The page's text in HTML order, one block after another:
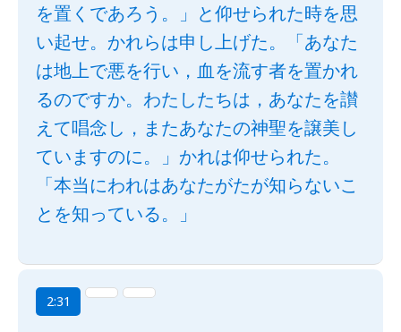
を置くであろう。」と仰せられた時を思
い起せ。かれらは申し上げた。「あなた
は地上で悪を行い，血を流す者を置かれ
るのですか。わたしたちは，あなたを讃
えて唱念し，またあなたの神聖を譲美し
ていますのに。」かれは仰せられた。
「本当にわれはあなたがたが知らないこ
とを知っている。」
2:31